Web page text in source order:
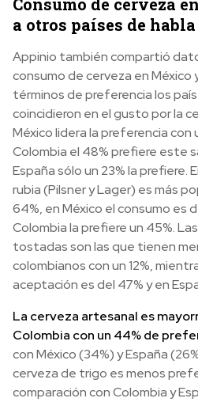
a otros países de
Appinio también compartió
consumo de cerveza en México
términos de preferencia los
coincidieron en el gusto por la
México lidera la preferencia con
Colombia el 48% prefiere este
España sólo un 23% la prefiere.
rubia (Pilsner y Lager) es más
64%, en México el consumo es
Colombia la prefiere un 45%.
tostadas son las que tienen
colombianos con un 12%,
aceptación es del 47% y en
La cerveza artesanal es
Colombia con un 44% de
con México (34%) y España
cerveza de trigo es menos
comparación con Colombia y